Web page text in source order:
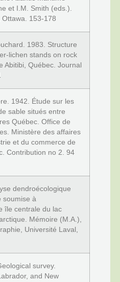
et I.M. Smith (eds.).
Ottawa. 153-178
1983. Structure
lichen stands on rock
Abitibi, Québec. Journal
1942. Étude sur les
sable situés entre
Québec. Office de
Ministère des affaires
et du commerce de
Contribution no 2. 94
dendroécologique
soumise à
île centrale du lac
Mémoire (M.A.),
Université Laval,
survey.
and New